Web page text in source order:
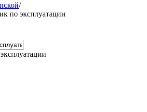
/
по эксплуатации